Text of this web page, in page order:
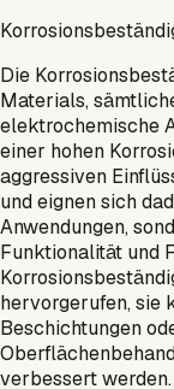
Die
Materials,
elektrochemische
einer hohen
aggressiven
und eignen sich
Anwendungen,
Funktionalität und
hervorgerufen, sie
Beschichtungen
verbessert werden.